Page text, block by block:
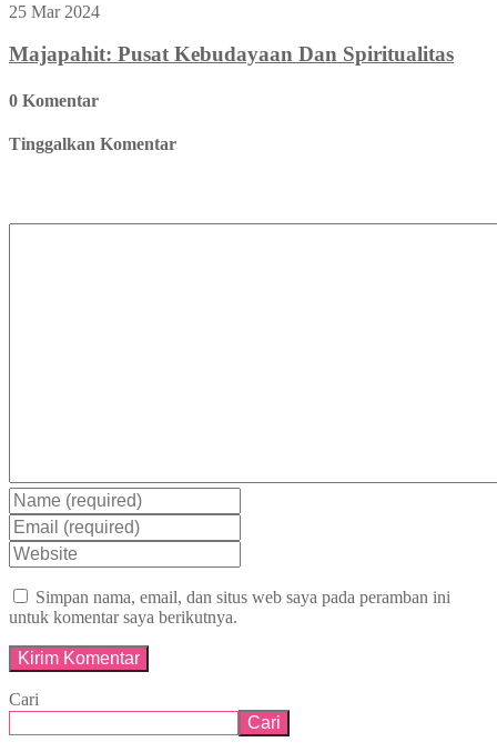
25 Mar 2024
Majapahit: Pusat Kebudayaan Dan Spiritualitas
0 Komentar
Tinggalkan Komentar
Simpan nama, email, dan situs web saya pada peramban ini
untuk komentar saya berikutnya.
Cari
Cari